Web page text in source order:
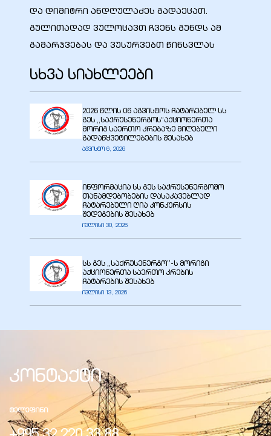
და დიმიტრი ანდღულაძეს გადაეცათ.
გულითადად ვულოცავთ ჩვენს გუნდს ამ
გამარჯვებას და ვუსურვებთ წინსვლას
სხვა სიახლეები
2026 წლის 06 აგვისტოს ჩატარებულ სს
გეს ,,საქრუსენერგოს”აქციონერთა
მორიგ საერთო კრებაზე მიღებული
გადაწყვეტილებების შესახებ
აგვისტო 6, 2026
ინფორმაცია სს გეს საქრუსენერგოშო
თანამდებობების დასაკავებლად
ჩატარებული ღია კონკურსის
შედეგების შესახებ
ივლისი 30, 2026
სს გეს ,,საქრუსენერგო’’-ს მორიგი
აქციონერთა საერთო კრების
ჩატარების შესახებ
ივლისი 13, 2026
კონტაქტი
ᲢᲔᲚᲔᲤᲘᲜᲘ